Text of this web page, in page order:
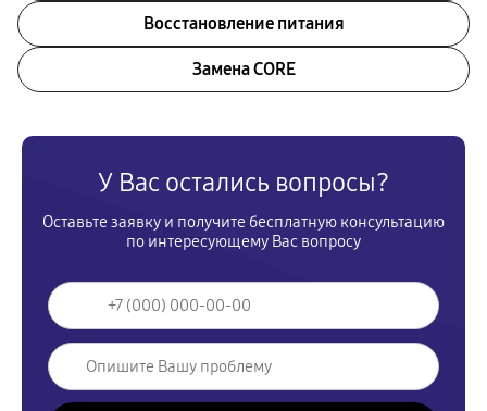
Восстановление питания
Замена CORE
У Вас остались вопросы?
Оставьте заявку и получите бесплатную консультацию
по интересующему Вас вопросу